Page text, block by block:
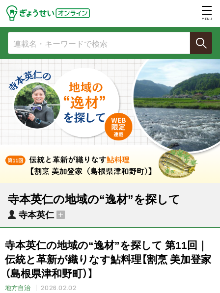
MENU
寺本英仁の地域の“逸材”を探して
寺本英仁
寺本英仁の地域の“逸材”を探して 第11回｜
伝統と革新が織りなす鮎料理【割烹 美加登家
（島根県津和野町）】
地方自治
2026.02.02